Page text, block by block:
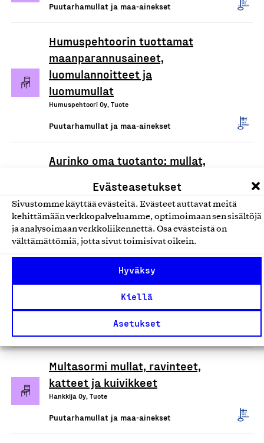
Evästeasetukset
Sivustomme käyttää evästeitä. Evästeet auttavat meitä
kehittämään verkkopalveluamme, optimoimaan sen sisältöjä
ja analysoimaan verkkoliikennettä. Osa evästeistä on
välttämättömiä, jotta sivut toimisivat oikein.
Hyväksy
Kiellä
Asetukset
Puutarhamullat ja maa-ainekset
Humuspehtoorin tuottamat
maanparannusaineet,
luomulannoitteet ja
luomumullat
Humuspehtoori Oy, Tuote
Puutarhamullat ja maa-ainekset
Aurinko oma tuotanto: mullat,
lannoitteet, hiekat ja murskeet
Loimaan Turve ja Humus Oy, Tuote
Puutarhamullat ja maa-ainekset
kuorikkeet, kuivikkeet,
lannoitteet, hiekat ja murskeet
Loimaan Turve ja Humus Oy, Tuote
Multasormi mullat, ravinteet,
katteet ja kuivikkeet
Hankkija Oy, Tuote
Puutarhamullat ja maa-ainekset